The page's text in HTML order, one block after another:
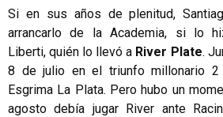
Si en sus años de plenitud,
arrancarlo de la Academia, si lo
Liberti, quién lo llevó a River Plate.
8 de julio en el triunfo millonario 2
Esgrima La Plata. Pero hubo un
agosto debía jugar River ante